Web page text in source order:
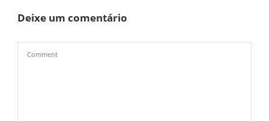
Deixe um comentário